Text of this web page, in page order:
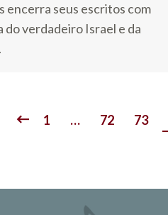
encerra seus escritos com
do verdadeiro Israel e da
1 … 72 73